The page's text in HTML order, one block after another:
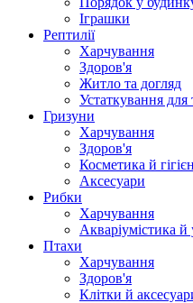
Іграшки
Рептилії
Харчування
Здоров'я
Житло та догляд
Устаткування для
Гризуни
Харчування
Здоров'я
Косметика й
Аксесуари
Рибки
Харчування
Акваріумістика й
Птахи
Харчування
Здоров'я
Клітки й